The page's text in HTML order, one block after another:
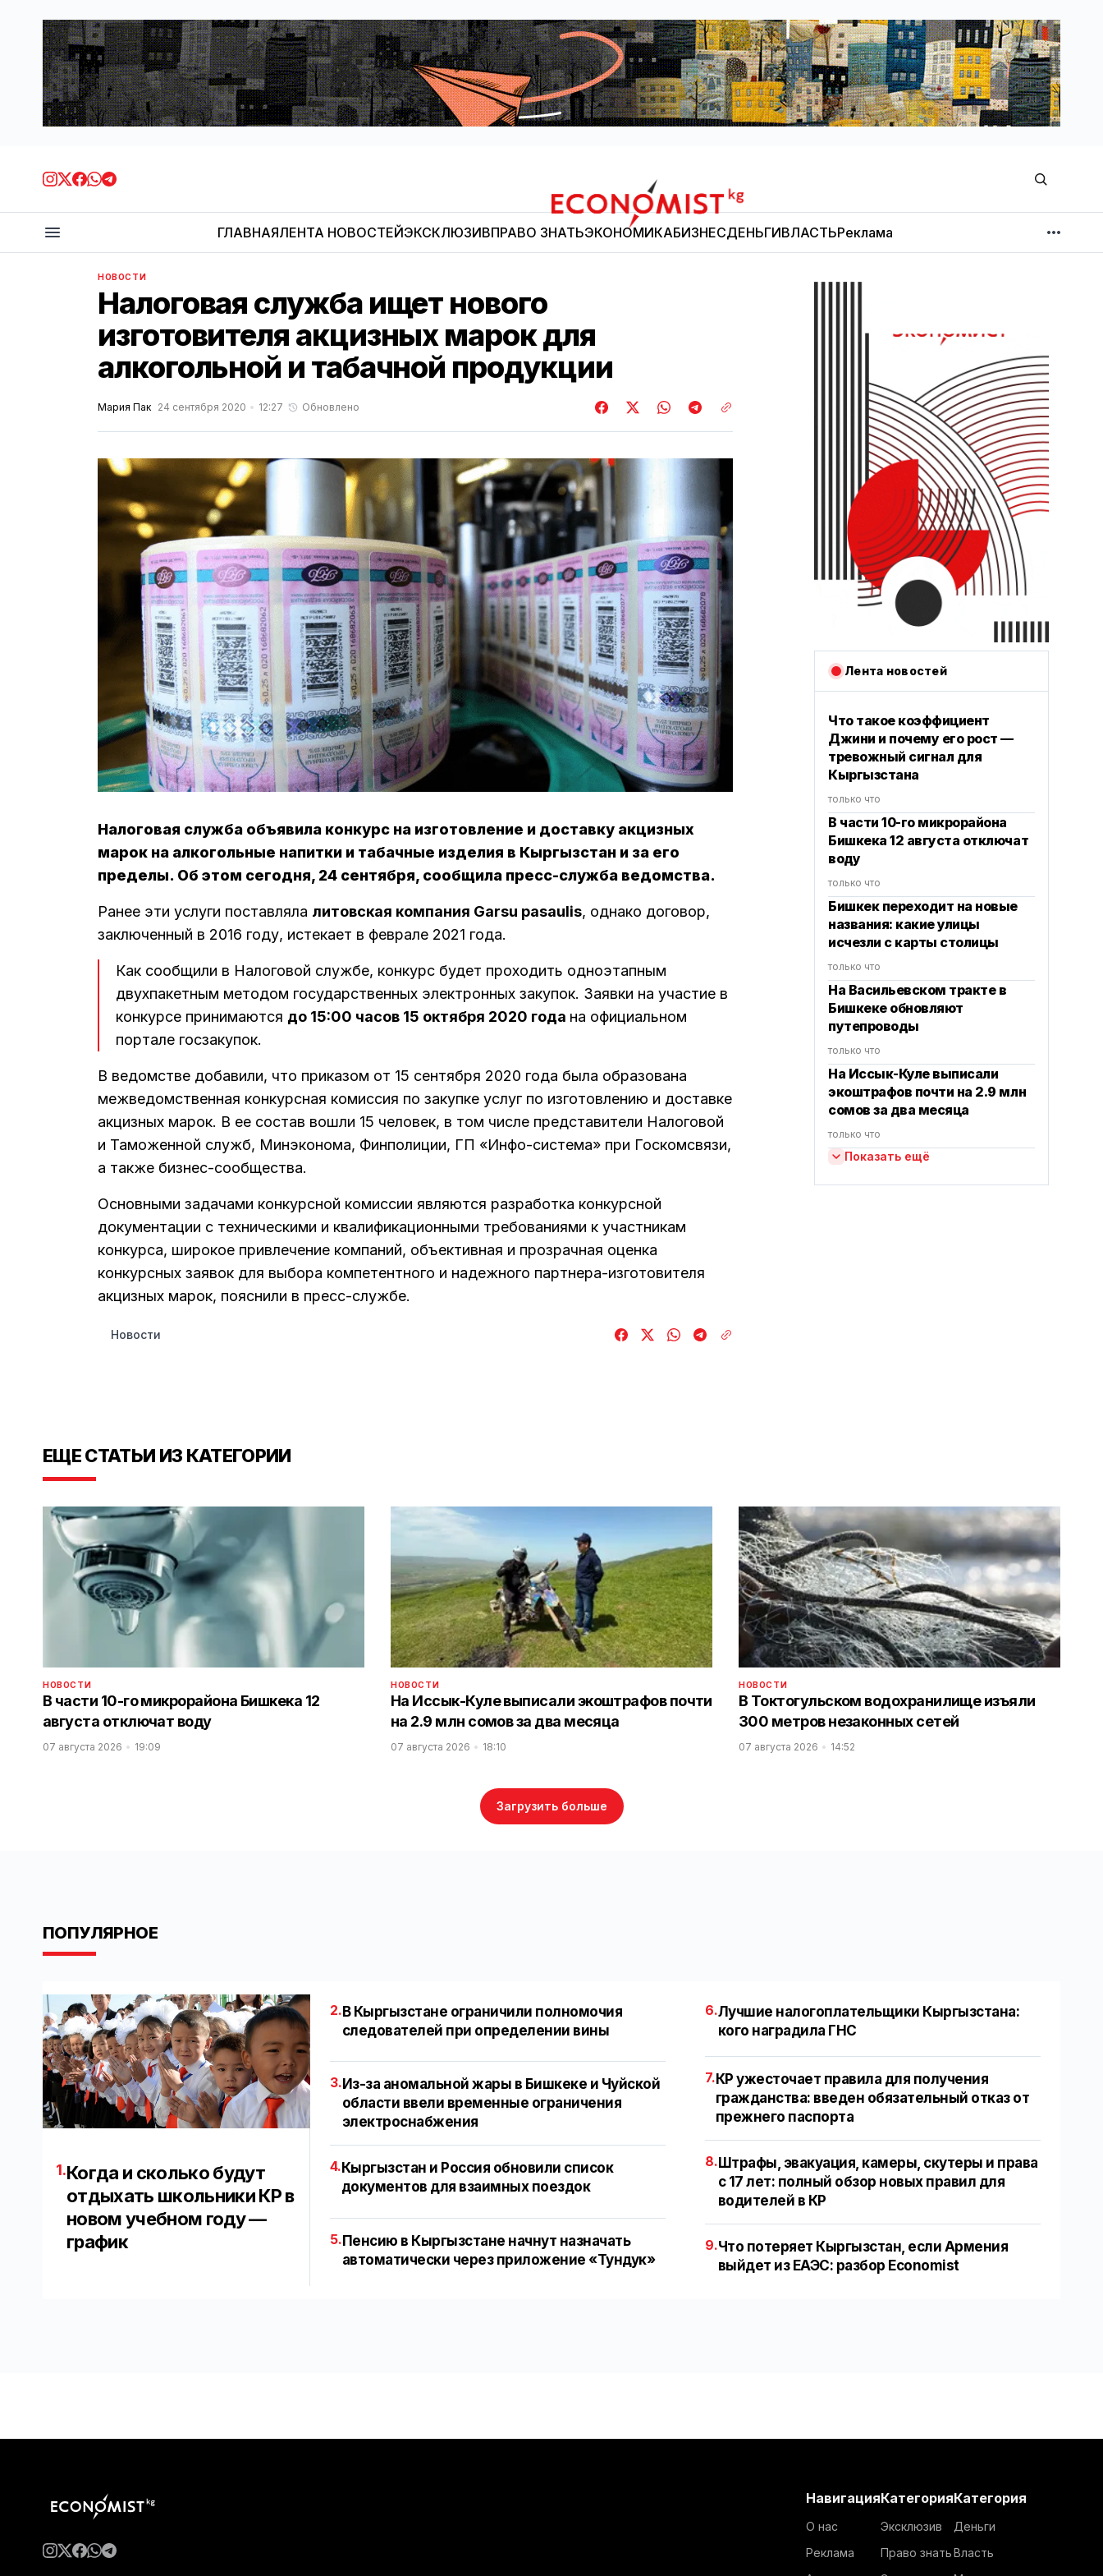
Economist.kg
ГЛАВНАЯЛЕНТА НОВОСТЕЙЭКСКЛЮЗИВПРАВО ЗНАТЬЭКОНОМИКАБИЗНЕСДЕНЬГИВЛАСТЬРеклама
МНЕНИЕ
НОВОСТИ
Налоговая служба ищет нового
изготовителя акцизных марок для
алкогольной и табачной продукции
Мария Пак 24 сентября 2020 12:27 Обновлено
Налоговая служба объявила конкурс на изготовление и доставку акцизных
марок на алкогольные напитки и табачные изделия в Кыргызстан и за его
пределы. Об этом сегодня, 24 сентября, сообщила пресс-служба ведомства.
Ранее эти услуги поставляла литовская компания Garsu pasaulis, однако договор,
заключенный в 2016 году, истекает в феврале 2021 года.
Как сообщили в Налоговой службе, конкурс будет проходить одноэтапным
двухпакетным методом государственных электронных закупок. Заявки на участие в
конкурсе принимаются до 15:00 часов 15 октября 2020 года на официальном
портале госзакупок.
В ведомстве добавили, что приказом от 15 сентября 2020 года была образована
межведомственная конкурсная комиссия по закупке услуг по изготовлению и доставке
акцизных марок. В ее состав вошли 15 человек, в том числе представители Налоговой
и Таможенной служб, Минэконома, Финполиции, ГП «Инфо-система» при Госкомсвязи,
а также бизнес-сообщества.
Основными задачами конкурсной комиссии являются разработка конкурсной
документации с техническими и квалификационными требованиями к участникам
конкурса, широкое привлечение компаний, объективная и прозрачная оценка
конкурсных заявок для выбора компетентного и надежного партнера-изготовителя
акцизных марок, пояснили в пресс-службе.
Новости
Лента новостей
Что такое коэффициент
Джини и почему его рост —
тревожный сигнал для
Кыргызстана
только что
В части 10-го микрорайона
Бишкека 12 августа отключат
воду
только что
Бишкек переходит на новые
названия: какие улицы
исчезли с карты столицы
только что
На Васильевском тракте в
Бишкеке обновляют
путепроводы
только что
На Иссык-Куле выписали
экоштрафов почти на 2.9 млн
сомов за два месяца
только что
Показать ещё
ЕЩЕ СТАТЬИ ИЗ КАТЕГОРИИ
НОВОСТИ
В части 10-го микрорайона Бишкека 12
августа отключат воду
07 августа 2026 19:09
НОВОСТИ
На Иссык-Куле выписали экоштрафов почти
на 2.9 млн сомов за два месяца
07 августа 2026 18:10
НОВОСТИ
В Токтогульском водохранилище изъяли
300 метров незаконных сетей
07 августа 2026 14:52
Загрузить больше
ПОПУЛЯРНОЕ
1.Когда и сколько будут
отдыхать школьники КР в
новом учебном году —
график
2.В Кыргызстане ограничили полномочия
следователей при определении вины
3. Из-за аномальной жары в Бишкеке и Чуйской
области ввели временные ограничения
электроснабжения
4. Кыргызстан и Россия обновили список
документов для взаимных поездок
5.Пенсию в Кыргызстане начнут назначать
автоматически через приложение «Тундук»
6.Лучшие налогоплательщики Кыргызстана:
кого наградила ГНС
7.КР ужесточает правила для получения
гражданства: введен обязательный отказ от
прежнего паспорта
8.Штрафы, эвакуация, камеры, скутеры и права
с 17 лет: полный обзор новых правил для
водителей в КР
9.Что потеряет Кыргызстан, если Армения
выйдет из ЕАЭС: разбор Economist
Навигация
О нас
Реклама
Категория
Эксклюзив
Право знать
Категория
Деньги
Власть